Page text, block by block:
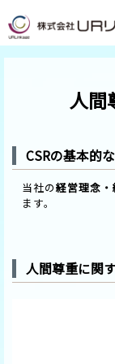
人間
CSRの基本的
当社の経営理念
ます。
人間尊重に関